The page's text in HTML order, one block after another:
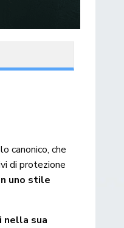
canonico, che
di protezione
uno stile
nella sua